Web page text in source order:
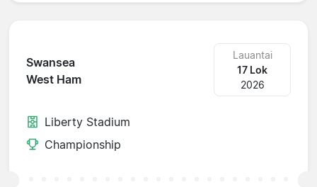
Swansea
West Ham
Lauantai
17 Lok
2026
Liberty Stadium
Championship